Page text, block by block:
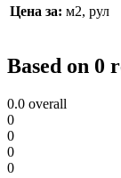
Цена за: м2, рул
Based on 0
0.0 overall
0
0
0
0